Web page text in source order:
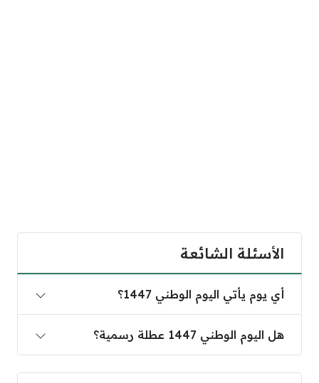
الأسئلة الشائعة
أي يوم يأتي اليوم الوطني 1447؟
هل اليوم الوطني 1447 عطلة رسمية؟